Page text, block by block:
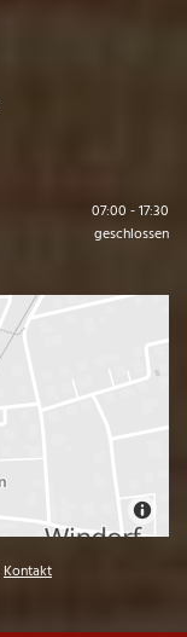
07:00 - 17:30
geschlossen
Kontakt